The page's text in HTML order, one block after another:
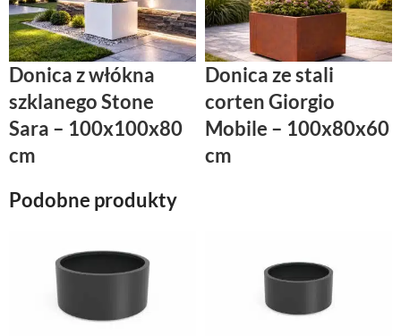
Donica z włókna
szklanego Stone
Sara – 100x100x80
cm
Donica ze stali
corten Giorgio
Mobile – 100x80x60
cm
Podobne produkty